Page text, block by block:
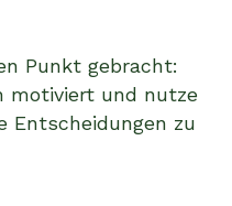
Punkt gebracht:
motiviert und nutze
Entscheidungen zu